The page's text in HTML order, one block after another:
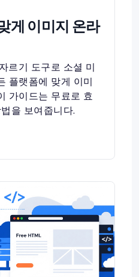
게 이미지 온라
르기 도구로 소셜 미
플랫폼에 맞게 이미
가이드는 무료로 효
을 보여줍니다.